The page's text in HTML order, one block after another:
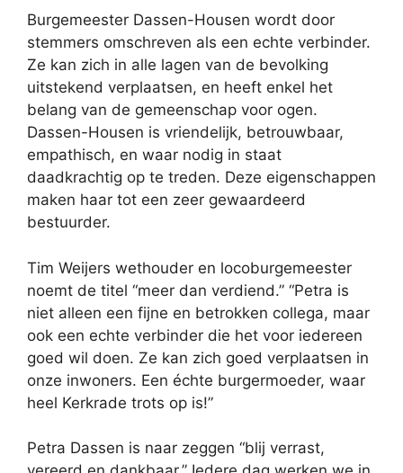
Burgemeester Dassen-Housen wordt door
stemmers omschreven als een echte verbinder.
Ze kan zich in alle lagen van de bevolking
uitstekend verplaatsen, en heeft enkel het
belang van de gemeenschap voor ogen.
Dassen-Housen is vriendelijk, betrouwbaar,
empathisch, en waar nodig in staat
daadkrachtig op te treden. Deze eigenschappen
maken haar tot een zeer gewaardeerd
bestuurder.
Tim Weijers wethouder en locoburgemeester
noemt de titel “meer dan verdiend.” “Petra is
niet alleen een fijne en betrokken collega, maar
ook een echte verbinder die het voor iedereen
goed wil doen. Ze kan zich goed verplaatsen in
onze inwoners. Een échte burgermoeder, waar
heel Kerkrade trots op is!”
Petra Dassen is naar zeggen “blij verrast,